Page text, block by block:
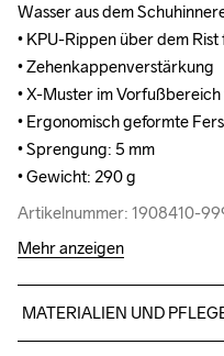
Wasser aus dem
• KPU-Rippen über dem
• Zehenkappenverstärkung
• X-Muster im
• Ergonomisch geformte
• Sprengung: 5 mm
• Gewicht: 290 g
Artikelnummer: 1908410-
Wasser aus dem
• KPU-Rippen über dem
• Zehenkappenverstärkung
• X-Muster im
• Ergonomisch geformte
• Sprengung: 5 mm
• Gewicht: 290 g
Artikelnummer: 1908410-
Mehr anzeigen
MATERIALIEN UND